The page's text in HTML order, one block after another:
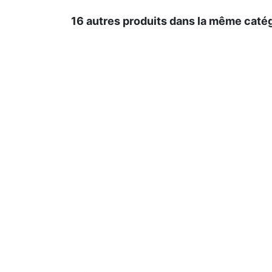
16 autres produits dans la même